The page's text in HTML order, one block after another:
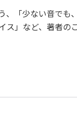
、「少ない音でも
ス」など、著者の